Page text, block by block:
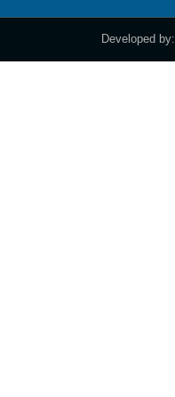
Developed by: